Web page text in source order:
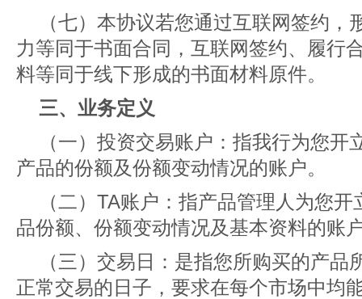
（七）本协议若您通过互联网签约
力等同于书面合同，互联网签约、履行
料等同于线下形成的书面材料原件。
三、业务定义
（一）投资交易账户：指我行为您
产品的份额及份额变动情况的账户。
（二）TA账户：指产品管理人为您
品份额、份额变动情况及基本资料的账
（三）交易日：是指您所购买的产
正常交易的日子，要求在每个市场中均